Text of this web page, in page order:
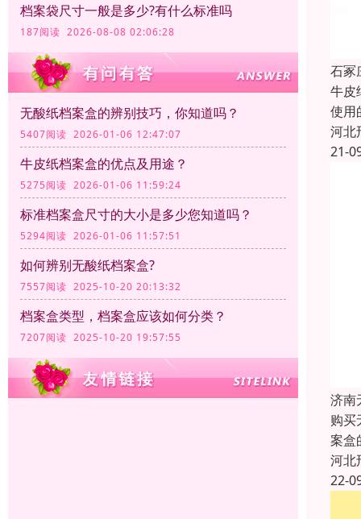
档案袋尺寸一般是多少?有什么标准吗
187阅读 2026-08-08 02:06:28
无酸纸档案盒的辨别技巧，你知道吗？
5407阅读 2026-01-06 12:47:07
牛皮纸档案盒的优点及用途？
5275阅读 2026-01-06 11:59:24
标准档案盒尺寸的大小是多少您知道吗？
5294阅读 2026-01-06 11:57:51
如何辨别无酸纸档案盒?
7557阅读 2025-10-20 20:13:32
档案盒类型，档案盒应该如何分类？
7207阅读 2025-10-20 19:57:55
石冢
牛皮
使用
河北
21-
济南
购买
案盒
河北
22-